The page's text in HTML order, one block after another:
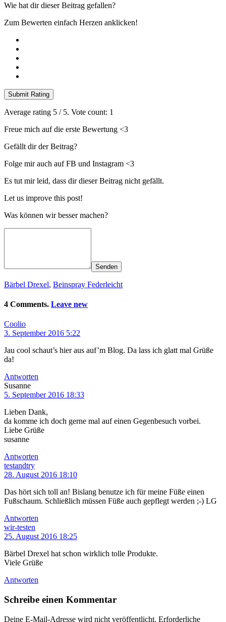
Wie hat dir dieser Beitrag gefallen?
Zum Bewerten einfach Herzen anklicken!
Submit Rating
Average rating 5 / 5. Vote count: 1
Freue mich auf die erste Bewertung <3
Gefällt dir der Beitrag?
Folge mir auch auf FB und Instagram <3
Es tut mir leid, dass dir dieser Beitrag nicht gefällt.
Let us improve this post!
Was können wir besser machen?
Senden
Bärbel Drexel, Beinspray Federleicht
4 Comments. Leave new
Coolio
3. September 2016 5:22
Jau cool schaut’s hier aus auf’m Blog. Da lass ich glatt mal Grüße
da!
Antworten
Susanne
5. September 2016 18:33
Lieben Dank,
da komme ich doch gerne mal auf einen Gegenbesuch vorbei.
Liebe Grüße
susanne
Antworten
testandtry
28. August 2016 18:10
Das hört sich toll an! Bislang benutze ich für meine Füße einen
Fußschaum. Schließlich müssen Füße auch gepflegt werden ;-) LG
Antworten
wir-testen
25. August 2016 18:25
Bärbel Drexel hat schon wirklich tolle Produkte.
Viele Grüße
Antworten
Schreibe einen Kommentar
Deine E-Mail-Adresse wird nicht veröffentlicht. Erforderliche